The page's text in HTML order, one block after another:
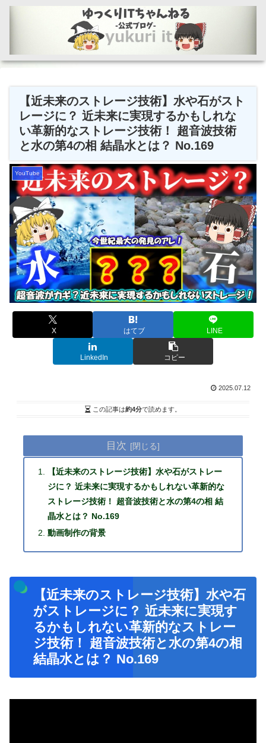
【近未来のストレージ技術】水や石がスト
レージに？ 近未来に実現するかもしれな
い革新的なストレージ技術！ 超音波技術
と水の第4の相 結晶水とは？ No.169
YouTube
X はてブ LINE
LinkedIn コピー
2025.07.12
この記事は約4分で読めます。
目次
【近未来のストレージ技術】水や石がストレー
ジに？ 近未来に実現するかもしれない革新的な
ストレージ技術！ 超音波技術と水の第4の相 結
晶水とは？ No.169
動画制作の背景
【近未来のストレージ技術】水や石
がストレージに？ 近未来に実現す
るかもしれない革新的なストレー
ジ技術！ 超音波技術と水の第4の相
結晶水とは？ No.169